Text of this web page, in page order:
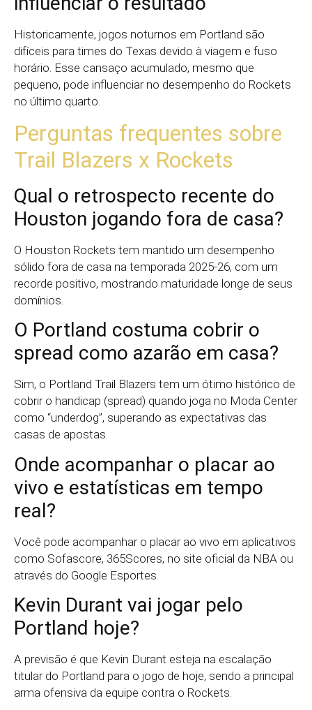
Historicamente, jogos noturnos em Portland são
difíceis para times do Texas devido à viagem e fuso
horário. Esse cansaço acumulado, mesmo que
pequeno, pode influenciar no desempenho do Rockets
no último quarto.
Perguntas frequentes sobre
Trail Blazers x Rockets
Qual o retrospecto recente do
Houston jogando fora de casa?
O Houston Rockets tem mantido um desempenho
sólido fora de casa na temporada 2025-26, com um
recorde positivo, mostrando maturidade longe de seus
domínios.
O Portland costuma cobrir o
spread como azarão em casa?
Sim, o Portland Trail Blazers tem um ótimo histórico de
cobrir o handicap (spread) quando joga no Moda Center
como “underdog”, superando as expectativas das
casas de apostas.
Onde acompanhar o placar ao
vivo e estatísticas em tempo
real?
Você pode acompanhar o placar ao vivo em aplicativos
como Sofascore, 365Scores, no site oficial da NBA ou
através do Google Esportes.
Kevin Durant vai jogar pelo
Portland hoje?
A previsão é que Kevin Durant esteja na escalação
titular do Portland para o jogo de hoje, sendo a principal
arma ofensiva da equipe contra o Rockets.